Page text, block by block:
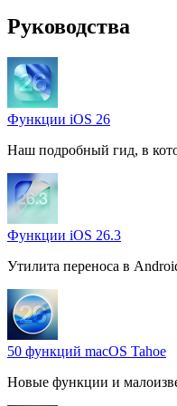
Руководства
Функции iOS 26
Наш подробный гид, в
Функции iOS 26.3
Утилита переноса в
50 функций macOS Tahoe
Новые функции и